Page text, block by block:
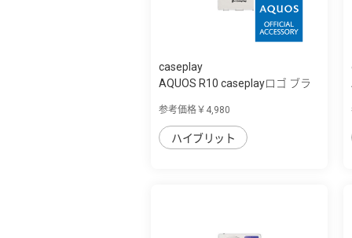
caseplay
AQUOS R10 caseplayロゴ ブラ
参考価格￥4,980
ハイブリット